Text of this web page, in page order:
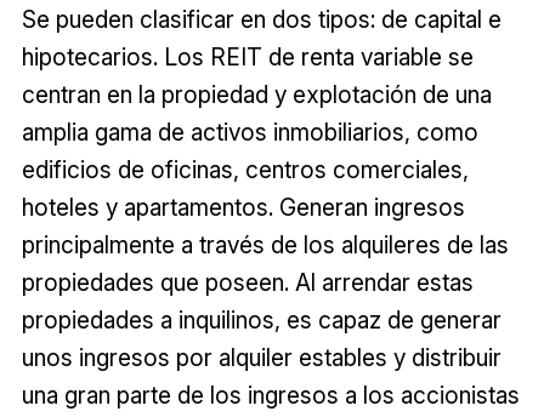
Se pueden clasificar en dos tipos: de capital e
hipotecarios. Los REIT de renta variable se
centran en la propiedad y explotación de una
amplia gama de activos inmobiliarios, como
edificios de oficinas, centros comerciales,
hoteles y apartamentos. Generan ingresos
principalmente a través de los alquileres de las
propiedades que poseen. Al arrendar estas
propiedades a inquilinos, es capaz de generar
unos ingresos por alquiler estables y distribuir
una gran parte de los ingresos a los accionistas